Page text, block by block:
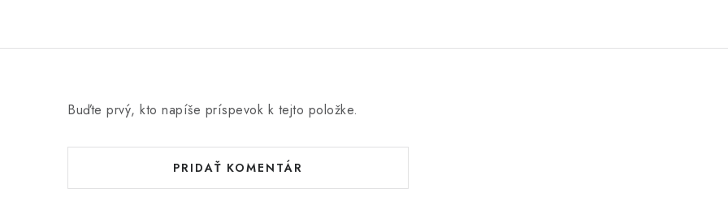
Buďte prvý, kto napíše príspevok k tejto položke.
PRIDAŤ KOMENTÁR